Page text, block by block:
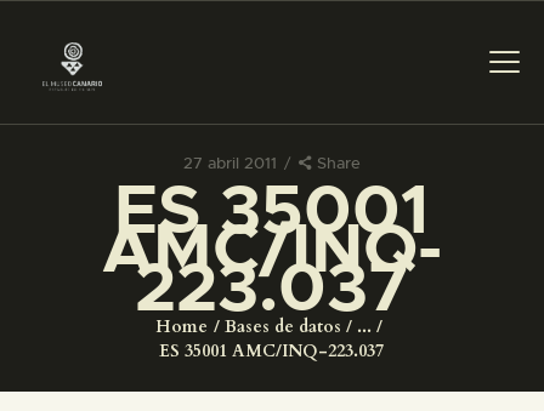
27 abril 2011 Share
ES 35001
AMC/INQ-
223.037
Home Bases de datos
...
ES 35001 AMC/INQ-223.037
PREPARAR LA VISITA
ACTIVIDADES